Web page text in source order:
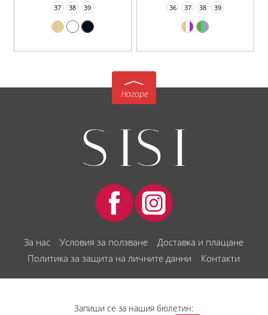
37 38 39 36 37 38 39
Нагоре
За нас Условия за ползване
Доставка и плащане
Политика за защита на личните данни
Контакти
Запиши се за нашия бюлетин: